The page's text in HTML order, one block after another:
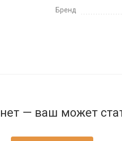
Бренд
— ваш может